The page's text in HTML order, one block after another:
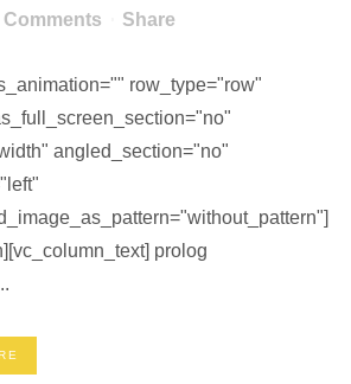
Comments Share
row_type="row"
angled_section="no"
prolog